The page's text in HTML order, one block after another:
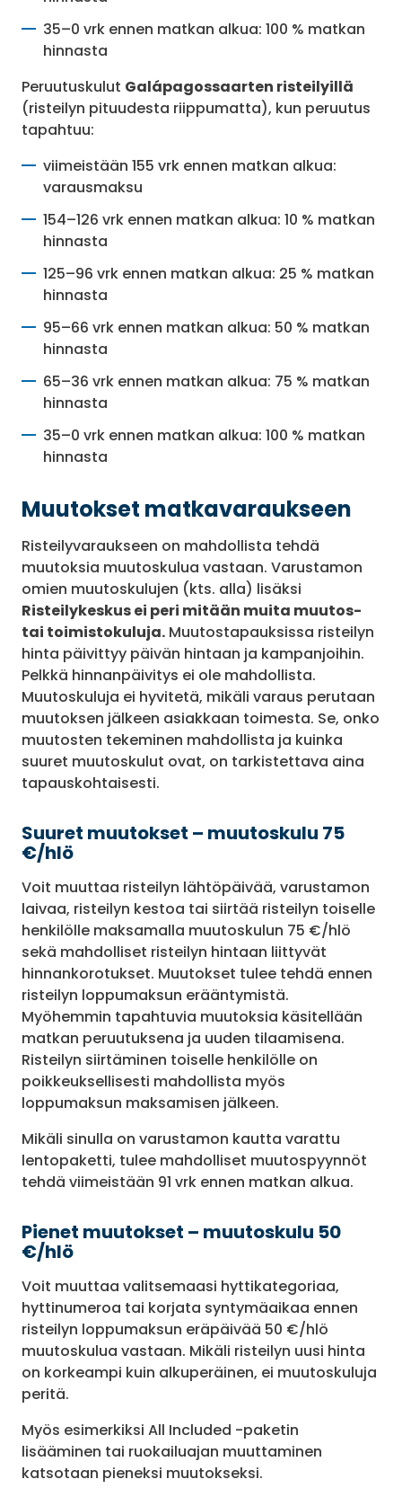
35–0 vrk ennen matkan alkua: 100 % matkan
hinnasta
Peruutuskulut Galápagossaarten risteilyillä
(risteilyn pituudesta riippumatta), kun peruutus
tapahtuu:
viimeistään 155 vrk ennen matkan alkua:
varausmaksu
154–126 vrk ennen matkan alkua: 10 % matkan
hinnasta
125–96 vrk ennen matkan alkua: 25 % matkan
hinnasta
95–66 vrk ennen matkan alkua: 50 % matkan
hinnasta
65–36 vrk ennen matkan alkua: 75 % matkan
hinnasta
35–0 vrk ennen matkan alkua: 100 % matkan
hinnasta
Muutokset matkavaraukseen
Risteilyvaraukseen on mahdollista tehdä
muutoksia muutoskulua vastaan. Varustamon
omien muutoskulujen (kts. alla) lisäksi
Risteilykeskus ei peri mitään muita muutos-
tai toimistokuluja. Muutostapauksissa risteilyn
hinta päivittyy päivän hintaan ja kampanjoihin.
Pelkkä hinnanpäivitys ei ole mahdollista.
Muutoskuluja ei hyvitetä, mikäli varaus perutaan
muutoksen jälkeen asiakkaan toimesta. Se, onko
muutosten tekeminen mahdollista ja kuinka
suuret muutoskulut ovat, on tarkistettava aina
tapauskohtaisesti.
Suuret muutokset – muutoskulu 75
€/hlö
Voit muuttaa risteilyn lähtöpäivää, varustamon
laivaa, risteilyn kestoa tai siirtää risteilyn toiselle
henkilölle maksamalla muutoskulun 75 €/hlö
sekä mahdolliset risteilyn hintaan liittyvät
hinnankorotukset. Muutokset tulee tehdä ennen
risteilyn loppumaksun erääntymistä.
Myöhemmin tapahtuvia muutoksia käsitellään
matkan peruutuksena ja uuden tilaamisena.
Risteilyn siirtäminen toiselle henkilölle on
poikkeuksellisesti mahdollista myös
loppumaksun maksamisen jälkeen.
Mikäli sinulla on varustamon kautta varattu
lentopaketti, tulee mahdolliset muutospyynnöt
tehdä viimeistään 91 vrk ennen matkan alkua.
Pienet muutokset – muutoskulu 50
€/hlö
Voit muuttaa valitsemaasi hyttikategoriaa,
hyttinumeroa tai korjata syntymäaikaa ennen
risteilyn loppumaksun eräpäivää 50 €/hlö
muutoskulua vastaan. Mikäli risteilyn uusi hinta
on korkeampi kuin alkuperäinen, ei muutoskuluja
peritä.
Myös esimerkiksi All Included -paketin
lisääminen tai ruokailuajan muuttaminen
katsotaan pieneksi muutokseksi.